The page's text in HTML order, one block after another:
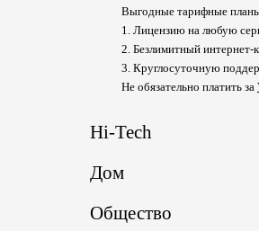
Выгодные тарифные
1. Лицензию на любую
2. Безлимитный
3. Круглосуточную
Не обязательно платить за
Hi-Tech
Дом
Общество